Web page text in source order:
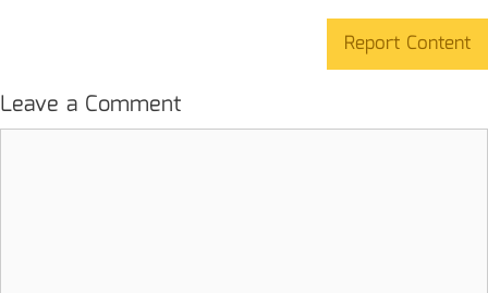
Report Content
Leave a Comment